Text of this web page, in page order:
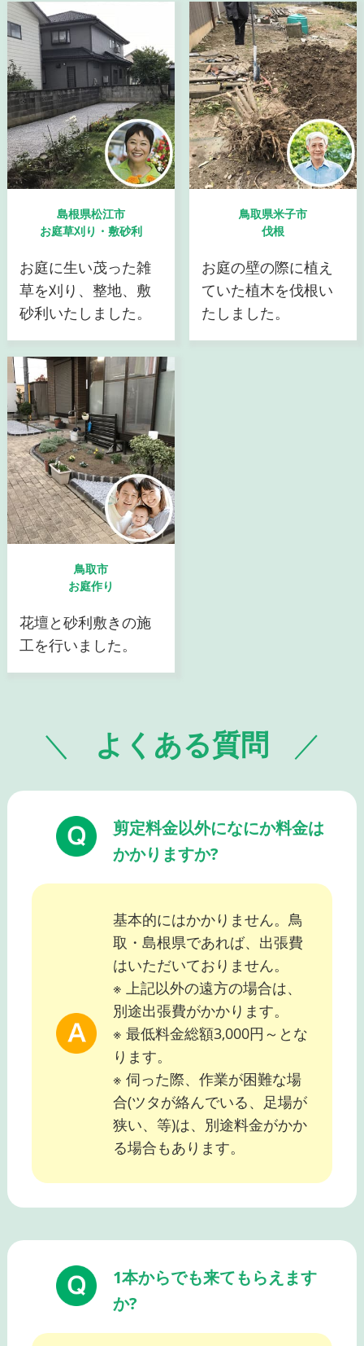
島根県松江市
お庭草刈り・敷砂利
お庭に生い茂った雑
草を刈り、整地、敷
砂利いたしました。
鳥取県米子市
伐根
お庭の壁の際に植え
ていた植木を伐根い
たしました。
鳥取市
お庭作り
花壇と砂利敷きの施
工を行いました。
よくある質問
剪定料金以外になにか料金は
かかりますか?
基本的にはかかりません。鳥
取・島根県であれば、出張費
はいただいておりません。
※ 上記以外の遠方の場合は、
別途出張費がかかります。
※ 最低料金総額3,000円～とな
ります。
※ 伺った際、作業が困難な場
合(ツタが絡んでいる、足場が
狭い、等)は、別途料金がかか
る場合もあります。
1本からでも来てもらえます
か?